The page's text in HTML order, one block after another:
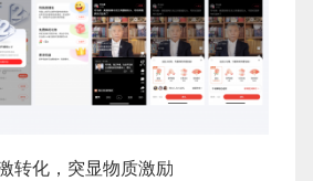
转化，突显物质激励